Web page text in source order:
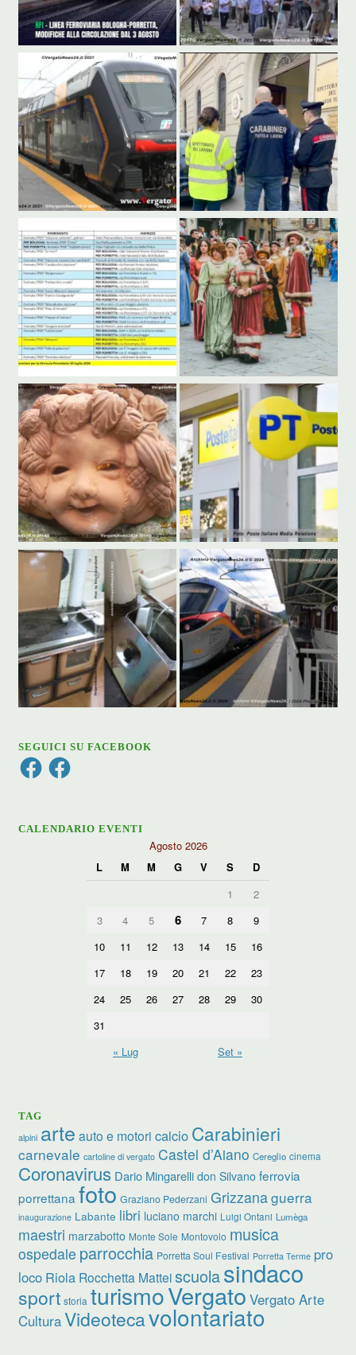
SEGUICI SU FACEBOOK
FacebookFacebook
CALENDARIO EVENTI
Agosto 2026
L
M M G V S
D
1
2
3
4 5 6 7 8
9
10
11 12 13 14 15
16
17
18 19 20 21 22
23
24
25 26 27 28 29
30
31
« Lug
Set »
TAG
alpini arte auto e motori calcio Carabinieri
carnevale cartoline di vergato Castel d’Aiano Cereglio cinema
Coronavirus Dario Mingarelli don Silvano ferrovia
porrettana foto Graziano Pederzani Grizzanaguerra
inaugurazione Labante libri luciano marchi Luigi Ontani Lumèga
maestri marzabotto Monte Sole Montovolo musica
ospedale parrocchia Porretta Soul Festival Porretta Terme pro
loco Riola Rocchetta Matteiscuolasindaco
sport storia turismoVergato Vergato Arte
CulturaVideotecavolontariato